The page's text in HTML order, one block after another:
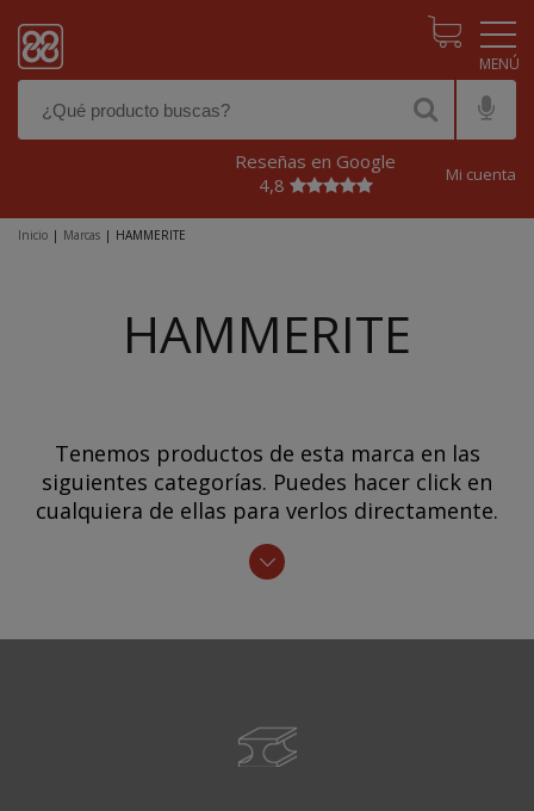
Reseñas en Google
4,8
Mi cuenta
Inicio | Marcas | HAMMERITE
HAMMERITE
Tenemos productos de esta marca en las
siguientes categorías. Puedes hacer click en
cualquiera de ellas para verlos directamente.